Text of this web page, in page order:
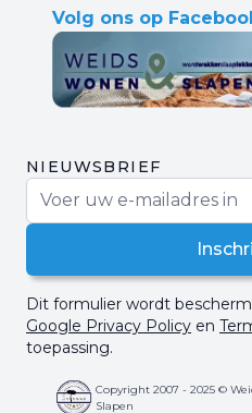
Volg ons op
NIEUWSBRIEF
Dit formulier wordt
Google Privacy Policy en
toepassing.
Copyright 2007 - 2025 ©
Slapen